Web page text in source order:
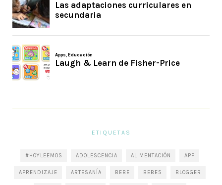
ETIQUETAS
#HOYLEEMOS ADOLESCENCIA ALIMENTACIÓN APP
APRENDIZAJE ARTESANÍA BEBE BEBES BLOGGER